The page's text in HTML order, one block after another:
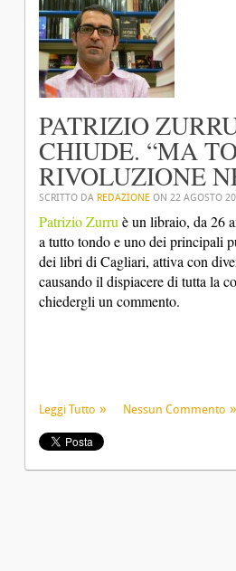
PATRIZIO
CHIUDE. “MA
RIVOLUZIONE
SCRITTO DA REDAZIONE ON 22 AGOSTO
Patrizio Zurru è un libraio, da 26
a tutto tondo e uno dei principali
dei libri di Cagliari, attiva con
causando il dispiacere di tutta la
chiedergli un commento.
Leggi Tutto Nessun Commento